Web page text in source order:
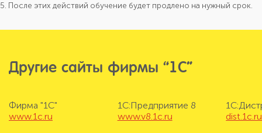
5. После этих действий обучение будет продлено на нужный срок.
Другие сайты фирмы “1С”
Фирма "1С"
www.1c.ru
1С:Предприятие 8
www.v8.1c.ru
dist.1c.ru